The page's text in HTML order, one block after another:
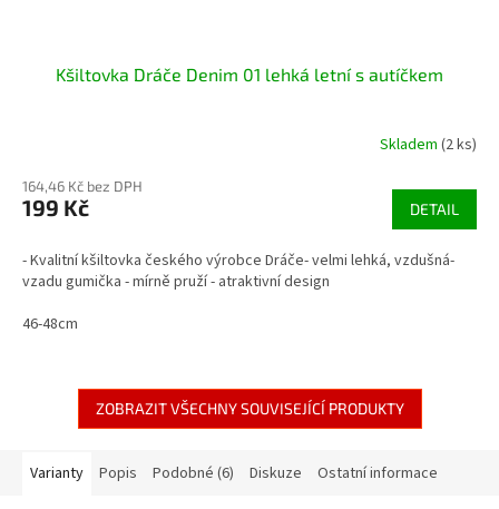
Kšiltovka Dráče Denim 01 lehká letní s autíčkem
Skladem (2 ks)
164,46 Kč bez DPH
199 Kč DETAIL
- Kvalitní kšiltovka českého výrobce Dráče- velmi lehká, vzdušná-
vzadu gumička - mírně pruží - atraktivní design
46-48cm
ZOBRAZIT VŠECHNY SOUVISEJÍCÍ PRODUKTY
Varianty Popis Podobné (6) Diskuze Ostatní informace